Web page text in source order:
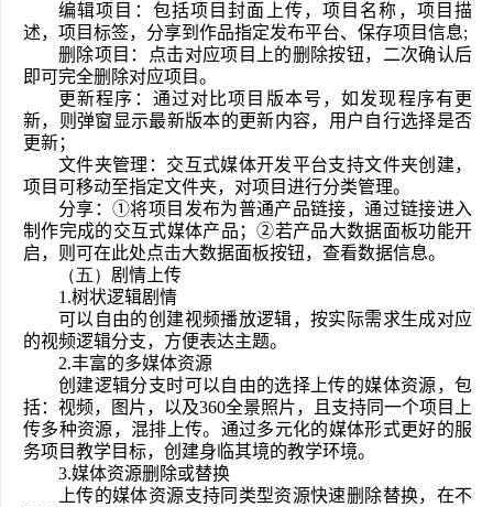
编辑项目：包括项目封面上传，项目名称，项目描
述，项目标签，分享到作品指定发布平台、保存项目信息;
删除项目：点击对应项目上的删除按钮，二次确认后
即可完全删除对应项目。
更新程序：通过对比项目版本号，如发现程序有更
新，则弹窗显示最新版本的更新内容，用户自行选择是否
更新；
文件夹管理：交互式媒体开发平台支持文件夹创建，
项目可移动至指定文件夹，对项目进行分类管理。
分享：①将项目发布为普通产品链接，通过链接进入
制作完成的交互式媒体产品；②若产品大数据面板功能开
启，则可在此处点击大数据面板按钮，查看数据信息。
（五） 剧情上传
1.树状逻辑剧情
可以自由的创建视频播放逻辑，按实际需求生成对应
的视频逻辑分支，方便表达主题。
2.丰富的多媒体资源
创建逻辑分支时可以自由的选择上传的媒体资源，包
括：视频，图片，以及360全景照片，且支持同一个项目上
传多种资源，混排上传。通过多元化的媒体形式更好的服
务项目教学目标，创建身临其境的教学环境。
3.媒体资源删除或替换
上传的媒体资源支持同类型资源快速删除替换，在不